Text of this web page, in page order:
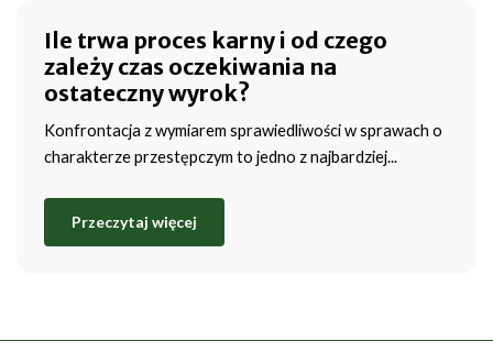
Ile trwa proces karny i od czego
zależy czas oczekiwania na
ostateczny wyrok?
Konfrontacja z wymiarem sprawiedliwości w sprawach o
charakterze przestępczym to jedno z najbardziej...
Przeczytaj więcej